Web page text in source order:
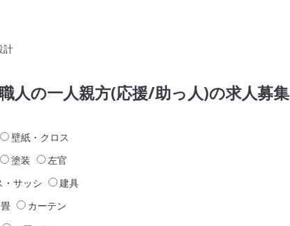
計
人の一人親方(応援/助っ人)の求人募集
壁紙・クロス
塗装
左官
・サッシ
建具
畳
カーテン